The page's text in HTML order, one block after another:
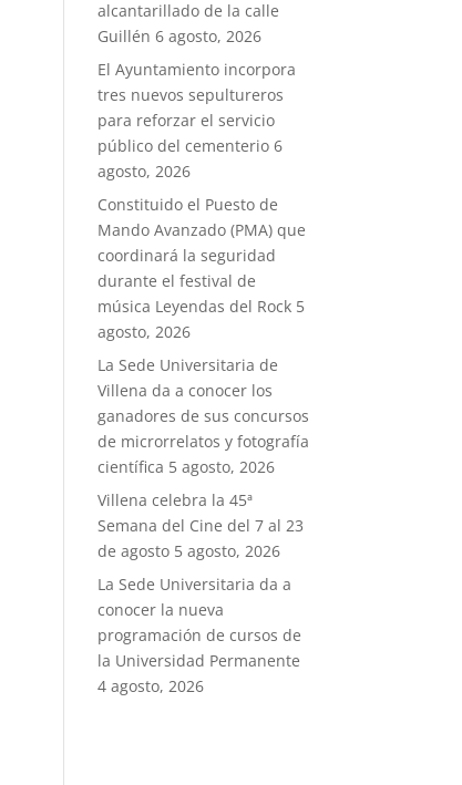
alcantarillado de la calle
Guillén 6 agosto, 2026
El Ayuntamiento incorpora
tres nuevos sepultureros
para reforzar el servicio
público del cementerio 6
agosto, 2026
Constituido el Puesto de
Mando Avanzado (PMA) que
coordinará la seguridad
durante el festival de
música Leyendas del Rock 5
agosto, 2026
La Sede Universitaria de
Villena da a conocer los
ganadores de sus concursos
de microrrelatos y fotografía
científica 5 agosto, 2026
Villena celebra la 45ª
Semana del Cine del 7 al 23
de agosto 5 agosto, 2026
La Sede Universitaria da a
conocer la nueva
programación de cursos de
la Universidad Permanente
4 agosto, 2026